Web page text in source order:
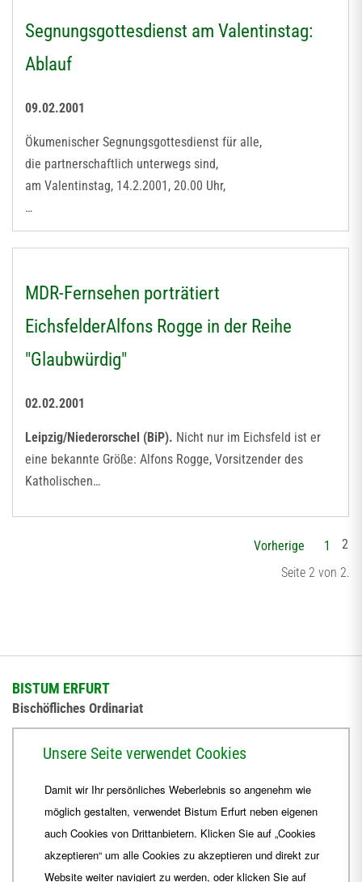
Segnungsgottesdienst am Valentinstag:
Ablauf
09.02.2001
Ökumenischer Segnungsgottesdienst für alle,
die partnerschaftlich unterwegs sind,
am Valentinstag, 14.2.2001, 20.00 Uhr,
…
MDR-Fernsehen porträtiert
EichsfelderAlfons Rogge in der Reihe
"Glaubwürdig"
02.02.2001
Leipzig/Niederorschel (BiP). Nicht nur im Eichsfeld ist er
eine bekannte Größe: Alfons Rogge, Vorsitzender des
Katholischen…
Seite 2 von 2.
Vorherige 1 2
BISTUM ERFURT
Bischöfliches Ordinariat
+49 361 6572-444
ordinariat Bistum-Erfurt.de
Unsere Seite verwendet Cookies
Damit wir Ihr persönliches Weberlebnis so angenehm wie
möglich gestalten, verwendet Bistum Erfurt neben eigenen
auch Cookies von Drittanbietern. Klicken Sie auf „Cookies
akzeptieren“ um alle Cookies zu akzeptieren und direkt zur
Website weiter navigiert zu werden, oder klicken Sie auf